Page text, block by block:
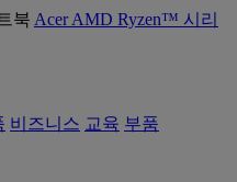
Acer AMD Ryzen™ 시리
비즈니스 교육 부품